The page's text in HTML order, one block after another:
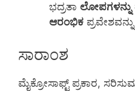
ಭದ್ರತಾ ಲೋಪಗಳನ್ನು
ಆರಂಭಿಕ
ಸಾರಾಂಶ
ಮೈಕ್ರೋಸಾಫ್ಟ್ ಪ್ರಕಾರ,